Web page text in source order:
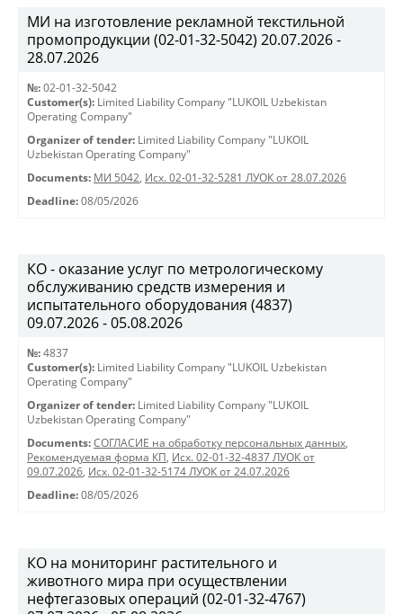
МИ на изготовление рекламной текстильной
промопродукции (02-01-32-5042) 20.07.2026 -
28.07.2026
№: 02-01-32-5042
Customer(s): Limited Liability Company "LUKOIL Uzbekistan
Operating Company"
Organizer of tender: Limited Liability Company "LUKOIL
Uzbekistan Operating Company"
Documents: МИ 5042, Исх. 02-01-32-5281 ЛУОК от 28.07.2026
Deadline: 08/05/2026
КО - оказание услуг по метрологическому
обслуживанию средств измерения и
испытательного оборудования (4837)
09.07.2026 - 05.08.2026
№: 4837
Customer(s): Limited Liability Company "LUKOIL Uzbekistan
Operating Company"
Organizer of tender: Limited Liability Company "LUKOIL
Uzbekistan Operating Company"
Documents: СОГЛАСИЕ на обработку персональных данных,
Рекомендуемая форма КП, Исх. 02-01-32-4837 ЛУОК от
09.07.2026, Исх. 02-01-32-5174 ЛУОК от 24.07.2026
Deadline: 08/05/2026
КО на мониторинг растительного и
животного мира при осуществлении
нефтегазовых операций (02-01-32-4767)